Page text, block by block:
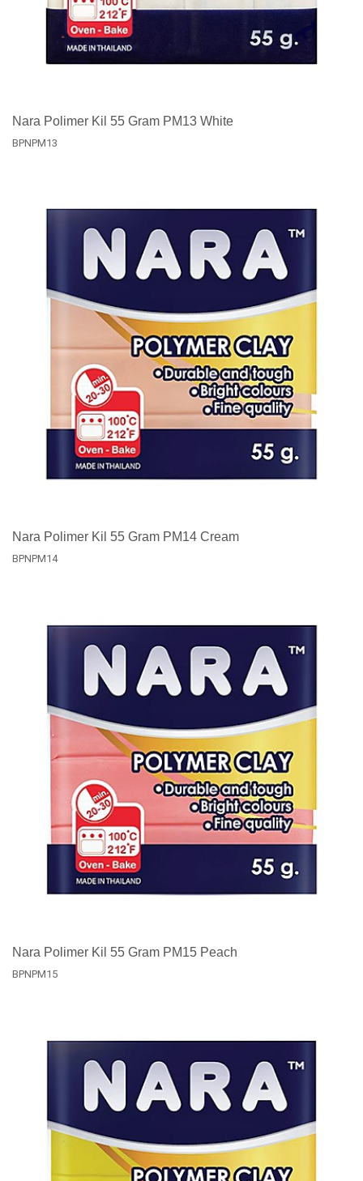
Nara Polimer Kil 55 Gram PM13 White
BPNPM13
Nara Polimer Kil 55 Gram PM14 Cream
BPNPM14
Nara Polimer Kil 55 Gram PM15 Peach
BPNPM15